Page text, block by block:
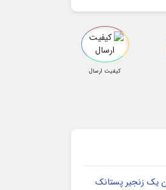
کیفیت ارسال
یک زنجیر پستانک